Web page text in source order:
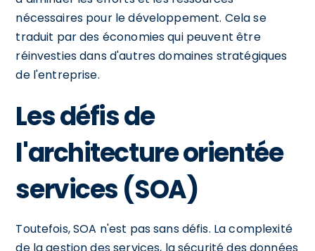
nécessaires pour le développement. Cela se
traduit par des économies qui peuvent être
réinvesties dans d'autres domaines stratégiques
de l'entreprise.
Les défis de
l'architecture orientée
services (SOA)
Toutefois, SOA n'est pas sans défis. La complexité
de la gestion des services, la sécurité des données